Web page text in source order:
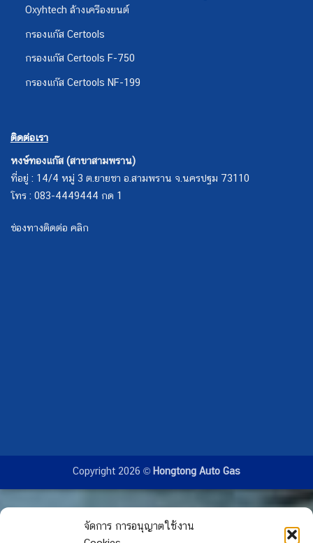
จัดการ การอนุญาตใช้งาน
Oxyhtech ล้างเครืองยนต์
กรองแก๊ส Certools
กรองแก๊ส Certools F-750
กรองแก๊ส Certools NF-199
ติดต่อเรา
หงษ์ทองแก๊ส (สาขาสามพราน)
ที่อยู่ : 14/4 หมู่ 3 ต.ยายชา อ.สามพราน จ.นครปฐม 73110
โทร : 083-4449444 กด 1
ช่องทางติดต่อ คลิก
Copyright 2026 © Hongtong Auto Gas